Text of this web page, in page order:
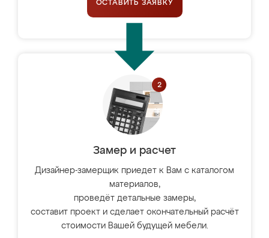
ОСТАВИТЬ ЗАЯВКУ
Замер и расчет
Дизайнер-замерщик приедет к Вам с каталогом
материалов,
проведёт детальные замеры,
составит проект и сделает окончательный расчёт
стоимости Вашей будущей мебели.